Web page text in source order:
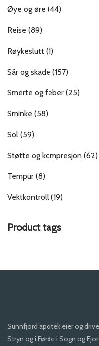
Øye og øre (44)
Reise (89)
Røykeslutt (1)
Sår og skade (157)
Smerte og feber (25)
Sminke (58)
Sol (59)
Støtte og kompresjon (62)
Tempur (8)
Vektkontroll (19)
Product tags
Sunnfjord apotek eier og
Stryn og i Førde i Sogn og